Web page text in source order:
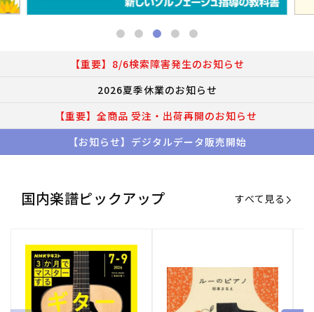
【重要】8/6検索障害発生のお知らせ
2026夏季休業のお知らせ
【重要】全商品 受注・出荷再開のお知らせ
【お知らせ】デジタルデータ販売開始
国内楽譜ピックアップ すべて見る